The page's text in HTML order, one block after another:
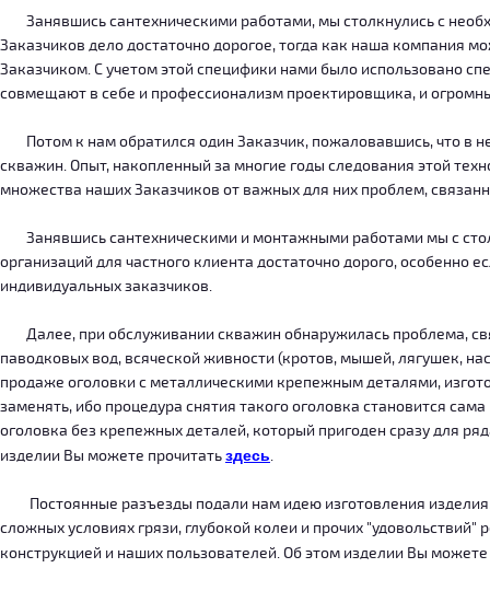
Занявшись сантехническими работами, мы столкнулись с
Заказчиков дело достаточно дорогое, тогда как наша компания
Заказчиком. С учетом этой специфики нами было использовано
совмещают в себе и профессионализм проектировщика, и
Потом к нам обратился один Заказчик, пожаловавшись, что в
скважин. Опыт, накопленный за многие годы следования этой
множества наших Заказчиков от важных для них проблем,
Занявшись сантехническими и монтажными работами мы с
организаций для частного клиента достаточно дорого, особенно
индивидуальных заказчиков.
Далее, при обслуживании скважин обнаружилась проблема,
паводковых вод, всяческой живности (кротов, мышей, лягушек,
продаже оголовки с металлическими крепежным деталями,
заменять, ибо процедура снятия такого оголовка становится
оголовка без крепежных деталей, который пригоден сразу для
изделии Вы можете прочитатьздесь.
Постоянные разъезды подали нам идею изготовления
сложных условиях грязи, глубокой колеи и прочих
конструкцией и наших пользователей. Об этом изделии Вы